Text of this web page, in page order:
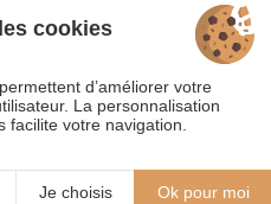
Cookies Plan du site
cookies
d’améliorer votre
La personnalisation
facilite votre navigation.
Je choisis Ok pour moi